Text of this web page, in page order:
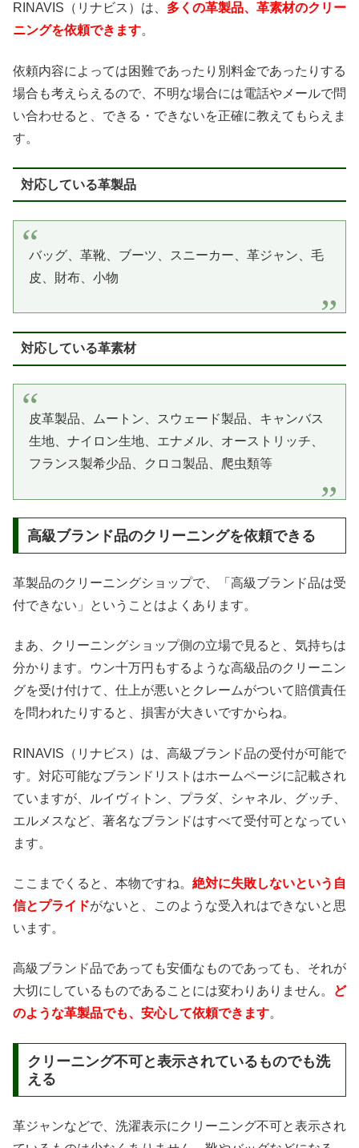
RINAVIS（リナビス）は、 多くの革製品、革素材のクリー
ニングを依頼できます。
依頼内容によっては困難であったり別料金であったりする
場合も考えらえるので、不明な場合には電話やメールで問
い合わせると、できる・できないを正確に教えてもらえま
す。
対応している革製品
バッグ、革靴、ブーツ、スニーカー、革ジャン、毛
皮、財布、小物
対応している革素材
皮革製品、ムートン、スウェード製品、キャンバス
生地、ナイロン生地、エナメル、オーストリッチ、
フランス製希少品、クロコ製品、爬虫類等
高級ブランド品のクリーニングを依頼できる
革製品のクリーニングショップで、「高級ブランド品は受
付できない」ということはよくあります。
まあ、クリーニングショップ側の立場で見ると、気持ちは
分かります。ウン十万円もするような高級品のクリーニン
グを受け付けて、仕上が悪いとクレームがついて賠償責任
を問われたりすると、損害が大きいですからね。
RINAVIS（リナビス）は、高級ブランド品の受付が可能で
す。対応可能なブランドリストはホームページに記載され
ていますが、ルイヴィトン、プラダ、シャネル、グッチ、
エルメスなど、著名なブランドはすべて受付可となってい
ます。
ここまでくると、本物ですね。 絶対に失敗しないという自
信とプライドがないと、このような受入れはできないと思
います。
高級ブランド品であっても安価なものであっても、それが
大切にしているものであることには変わりありません。
ど
のような革製品でも、安心して依頼できます。
クリーニング不可と表示されているものでも洗
える
革ジャンなどで、洗濯表示にクリーニング不可と表示され